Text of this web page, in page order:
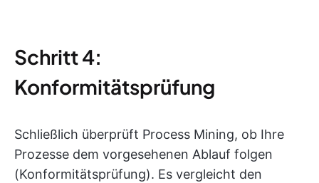
Schritt 4:
Konformitätsprüfung
Schließlich überprüft Process Mining, ob Ihre
Prozesse dem vorgesehenen Ablauf folgen
(Konformitätsprüfung). Es vergleicht den